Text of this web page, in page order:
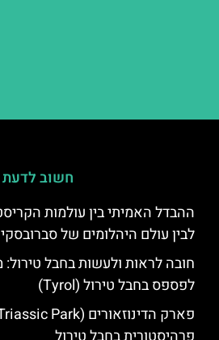
חשוב לדעת
ההבדל האמיתי בין עולמות
לבין עולם היהלומים של
חובה לראות ולעשות בחבל
לפספס בחבל טירול (Tyrol)